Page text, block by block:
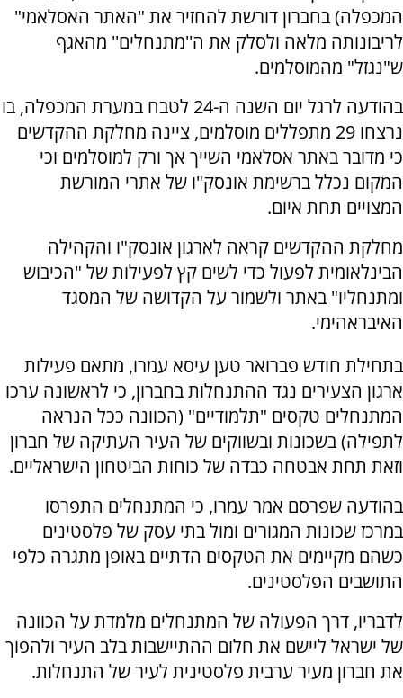
המכפלה) בחברון דורשת להחזיר את "האתר האסלאמי"
לריבונותה מלאה ולסלק את ה''מתנחלים'' מהאגף
ש"נגזל" מהמוסלמים.
בהודעה לרגל יום השנה ה-24 לטבח במערת המכפלה, בו
נרצחו 29 מתפללים מוסלמים, ציינה מחלקת ההקדשים
כי מדובר באתר אסלאמי השייך אך ורק למוסלמים וכי
המקום נכלל ברשימת אונסק"ו של אתרי המורשת
המצויים תחת איום.
מחלקת ההקדשים קראה לארגון אונסק"ו והקהילה
הבינלאומית לפעול כדי לשים קץ לפעילות של "הכיבוש
ומתנחליו" באתר ולשמור על הקדושה של המסגד
האיבראהימי.
בתחילת חודש פברואר טען עיסא עמרו, מתאם פעילות
ארגון הצעירים נגד ההתנחלות בחברון, כי לראשונה ערכו
המתנחלים טקסים "תלמודיים" (הכוונה ככל הנראה
לתפילה) בשכונות ובשווקים של העיר העתיקה של חברון
וזאת תחת אבטחה כבדה של כוחות הביטחון הישראליים.
בהודעה שפרסם אמר עמרו, כי המתנחלים התפרסו
במרכז שכונות המגורים ומול בתי עסק של פלסטינים
כשהם מקיימים את הטקסים הדתיים באופן מתגרה כלפי
התושבים הפלסטינים.
לדבריו, דרך הפעולה של המתנחלים מלמדת על הכוונה
של ישראל ליישם את חלום ההתיישבות בלב העיר ולהפוך
את חברון מעיר ערבית פלסטינית לעיר של התנחלות.